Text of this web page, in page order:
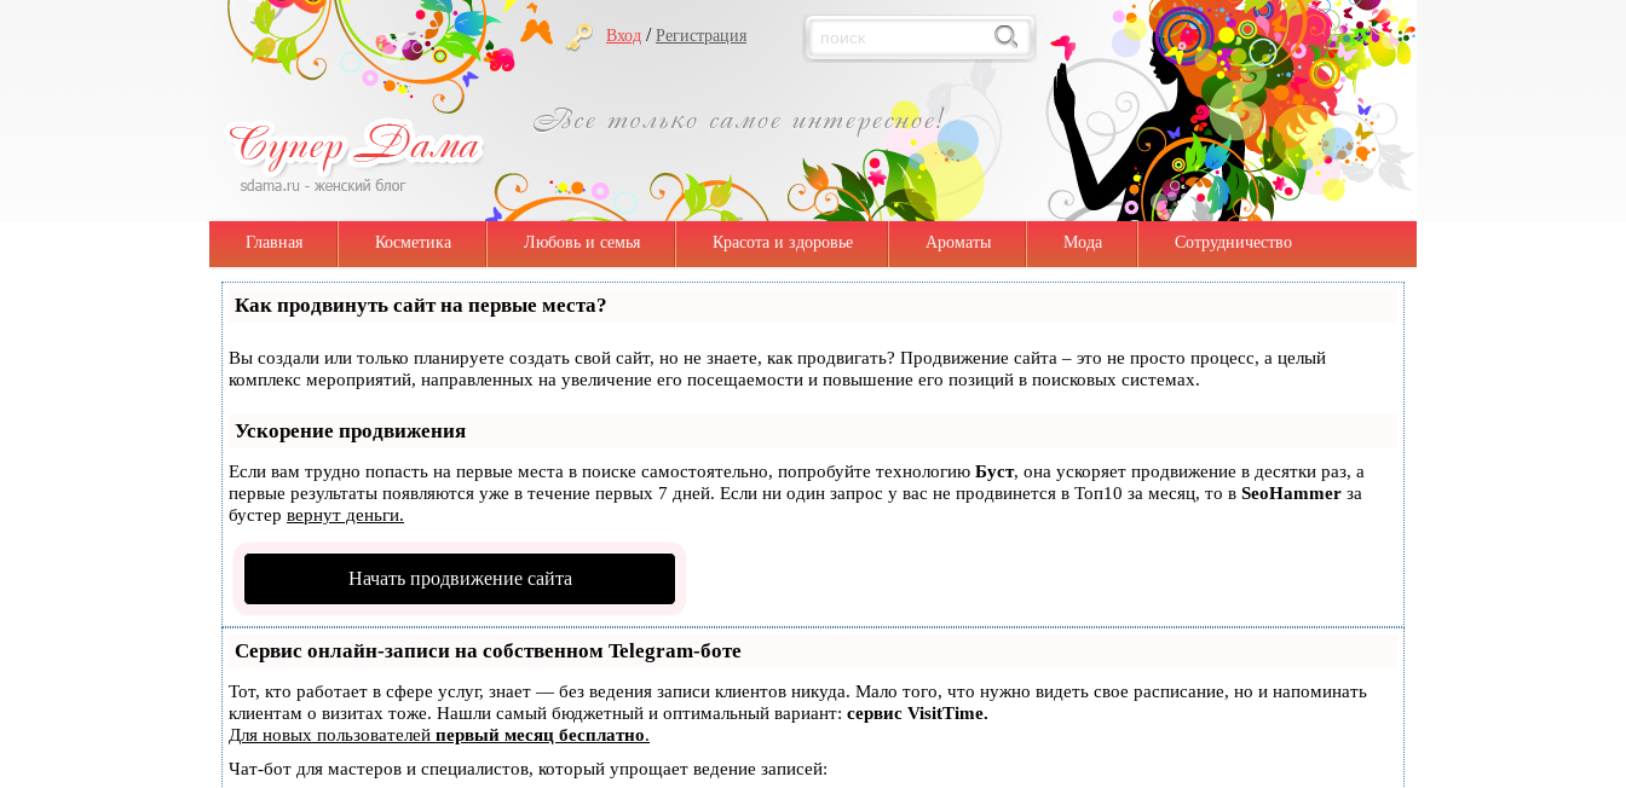
Вход / Регистрация
Главная Косметика Любовь и семья Красота и здоровье Ароматы Мода Сотрудничество
Как продвинуть сайт на первые места?
Вы создали или только планируете создать свой сайт, но не знаете, как продвигать? Продвижение сайта – это не просто процесс, а целый
комплекс мероприятий, направленных на увеличение его посещаемости и повышение его позиций в поисковых системах.
Ускорение продвижения
Если вам трудно попасть на первые места в поиске самостоятельно, попробуйте технологию Буст, она ускоряет продвижение в десятки раз, а
первые результаты появляются уже в течение первых 7 дней. Если ни один запрос у вас не продвинется в Топ10 за месяц, то в SeoHammer за
бустер вернут деньги.
Начать продвижение сайта
Сервис онлайн-записи на собственном Telegram-боте
Тот, кто работает в сфере услуг, знает — без ведения записи клиентов никуда. Мало того, что нужно видеть свое расписание, но и напоминать
клиентам о визитах тоже. Нашли самый бюджетный и оптимальный вариант: сервис VisitTime.
Для новых пользователей первый месяц бесплатно.
Чат-бот для мастеров и специалистов, который упрощает ведение записей: